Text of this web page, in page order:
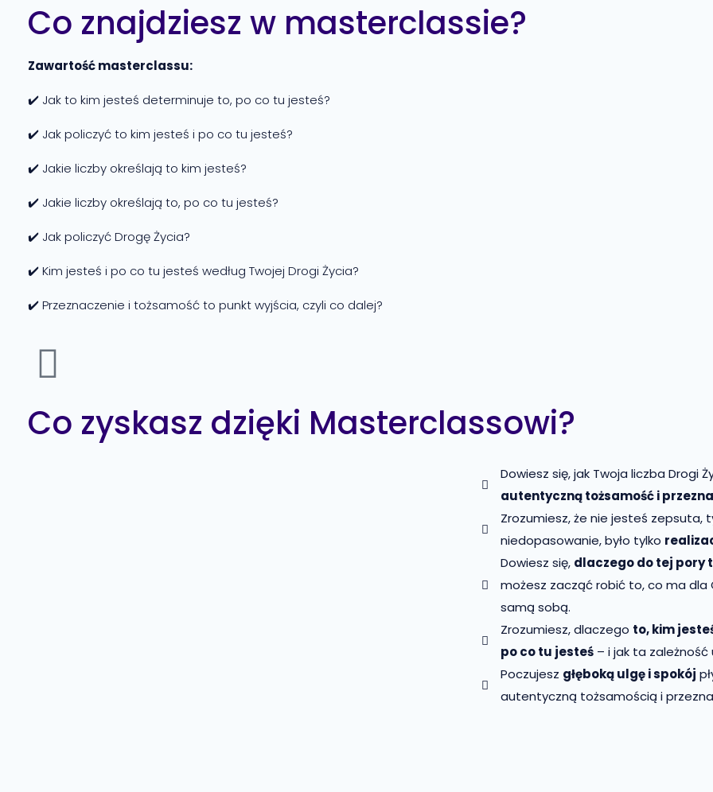
Co znajdziesz w masterclassie?
Zawartość masterclassu:
✔️ Jak to kim jesteś determinuje to, po co tu jesteś?
✔️ Jak policzyć to kim jesteś i po co tu jesteś?
✔️ Jakie liczby określają to kim jesteś?
✔️ Jakie liczby określają to, po co tu jesteś?
✔️ Jak policzyć Drogę Życia?
✔️ Kim jesteś i po co tu jesteś według Twojej Drogi Życia?
✔️ Przeznaczenie i tożsamość to punkt wyjścia, czyli co dalej?
Co zyskasz dzięki Masterclassowi?
Dowiesz się, jak Twoja liczba Drogi
autentyczną tożsamość i
Zrozumiesz, że nie jesteś zepsuta,
niedopasowanie, było tylko
Dowiesz się, dlaczego do tej pory
możesz zacząć robić to, co ma dla
samą sobą.
Zrozumiesz, dlaczego to, kim
po co tu jesteś– i jak ta zależność
Poczujesz głęboką ulgę i spokój
autentyczną tożsamością i